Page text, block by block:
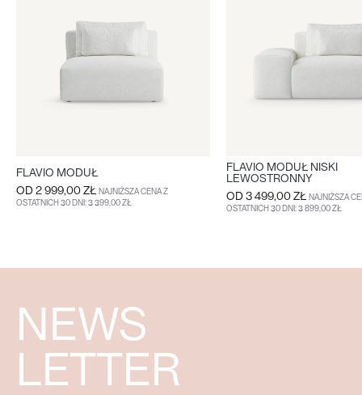
FLAVIO MODUŁ
OD 2 999,00 ZŁ NAJNIŻSZA CENA Z
OSTATNICH 30 DNI: 3 399,00 ZŁ
FLAVIO MODUŁ NISKI
LEWOSTRONNY
OD 3 499,00 ZŁ NAJNIŻSZA
OSTATNICH 30 DNI: 3 899,00 ZŁ
NEWS
LETTER